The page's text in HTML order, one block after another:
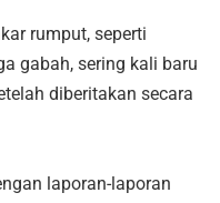
rumput, seperti
gabah, sering kali baru
diberitakan secara
laporan-laporan